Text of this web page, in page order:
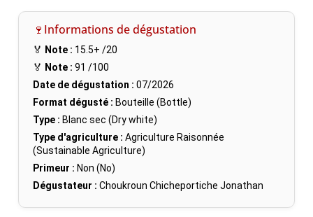
🍷Informations de dégustation
🏅 Note : 15.5+ /20
🏅 Note : 91 /100
Date de dégustation : 07/2026
Format dégusté : Bouteille (Bottle)
Type : Blanc sec (Dry white)
Type d'agriculture : Agriculture Raisonnée
(Sustainable Agriculture)
Primeur : Non (No)
Dégustateur : Choukroun Chicheportiche Jonathan